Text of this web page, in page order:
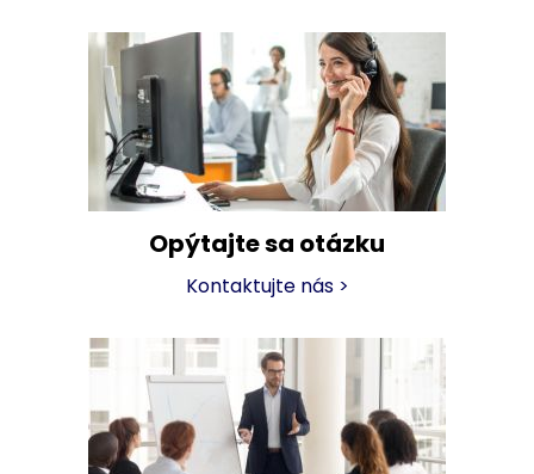
Opýtajte sa otázku
Kontaktujte nás >